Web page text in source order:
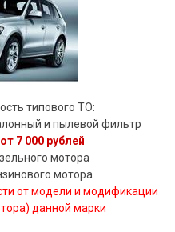
типового ТО:
и пылевой фильтр
7 000 рублей
мотора
мотора
от модели и модификации
данной марки